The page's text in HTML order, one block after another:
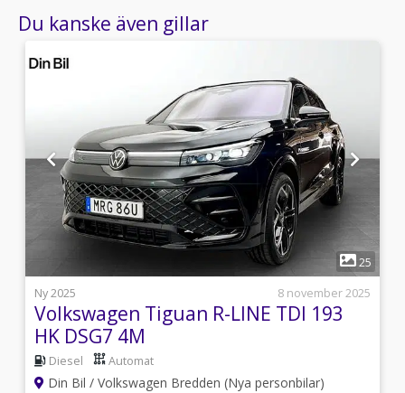
Du kanske även gillar
1
25
Ny 2025
8 november 2025
Volkswagen Tiguan R-LINE TDI 193
HK DSG7 4M
Diesel Automat
Din Bil / Volkswagen Bredden (Nya personbilar)